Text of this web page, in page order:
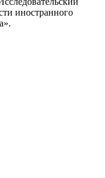
иностранного